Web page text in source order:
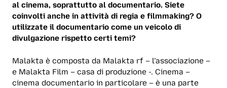
al cinema, soprattutto al documentario. Siete
coinvolti anche in attività di regia e filmmaking? O
utilizzate il documentario come un veicolo di
divulgazione rispetto certi temi?
Malakta è composta da Malakta rf – l’associazione –
e Malakta Film – casa di produzione -. Cinema –
cinema documentario in particolare – è una parte